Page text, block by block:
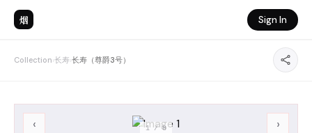
烟 Sign In
Collection›长寿›长寿（尊爵3号）
‹ ›
1/8